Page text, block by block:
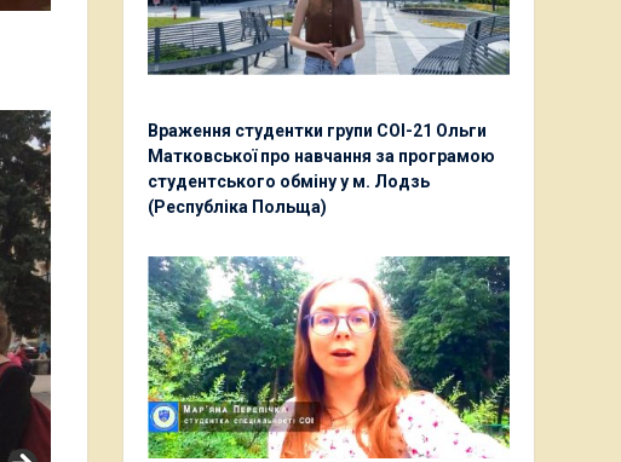
Враження студентки групи СОІ-21 Ольги
Матковської про навчання за програмою
студентського обміну у м. Лодзь
(Республіка Польща)